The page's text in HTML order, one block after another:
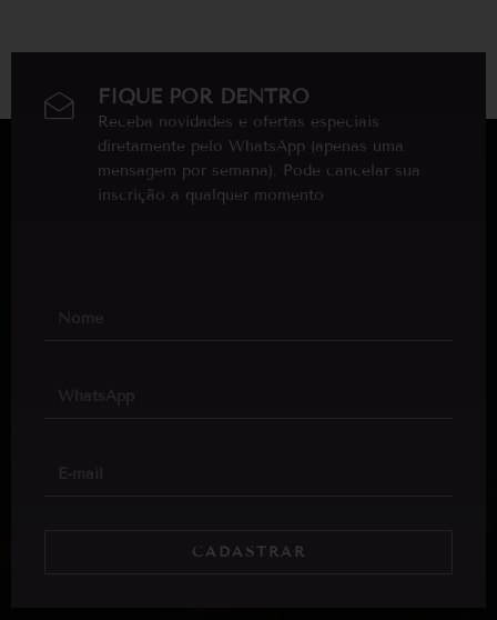
FIQUE POR DENTRO
Receba novidades e ofertas especiais
diretamente pelo WhatsApp (apenas uma
mensagem por semana). Pode cancelar sua
inscrição a qualquer momento
CADASTRAR